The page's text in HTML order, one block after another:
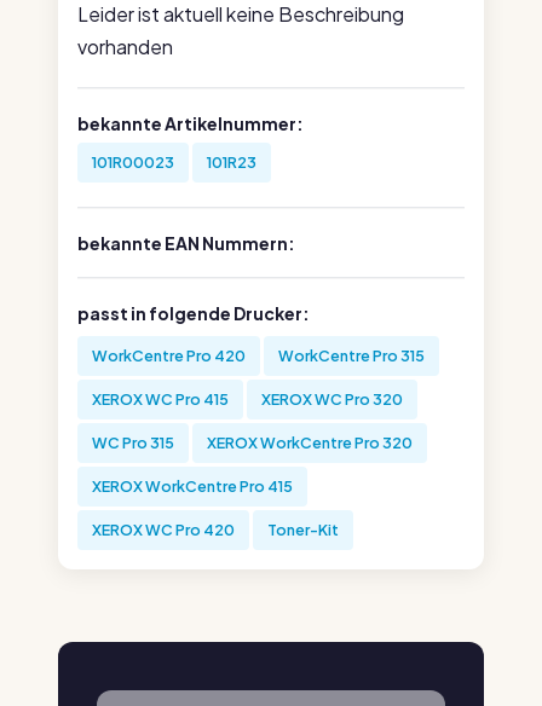
Leider ist aktuell keine Beschreibung
vorhanden
bekannte Artikelnummer:
101R00023 101R23
bekannte EAN Nummern:
passt in folgende Drucker:
WorkCentre Pro 420 WorkCentre Pro 315
XEROX WC Pro 415 XEROX WC Pro 320
WC Pro 315 XEROX WorkCentre Pro 320
XEROX WorkCentre Pro 415
XEROX WC Pro 420 Toner-Kit